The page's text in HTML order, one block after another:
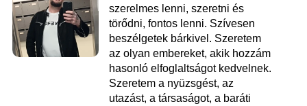
szerelmes lenni, szeretni és
törődni, fontos lenni. Szívesen
beszélgetek bárkivel. Szeretem
az olyan embereket, akik hozzám
hasonló elfoglaltságot kedvelnek.
Szeretem a nyüzsgést, az
utazást, a társaságot, a baráti